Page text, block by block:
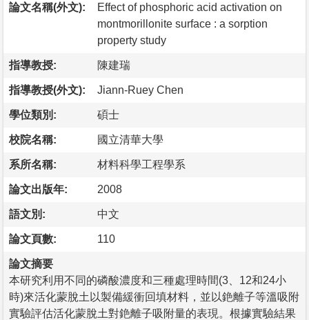
論文名稱(外文):
Effect of phosphoric acid activation on
montmorillonite surface : a sorption
property study
指導教授: 陳建瑞
指導教授(外文): Jiann-Ruey Chen
學位類別: 碩士
校院名稱: 國立清華大學
系所名稱: 材料科學工程學系
論文出版年: 2008
語文別: 中文
論文頁數: 110
論文摘要
本研究利用不同的磷酸濃度和三種處理時間(3、12和24小
時)來活化蒙脫土以製備緩衝回填材料，並以銫離子等溫吸附
實驗評估活化蒙脫土對銫離子吸附量的表現。根據實驗結果